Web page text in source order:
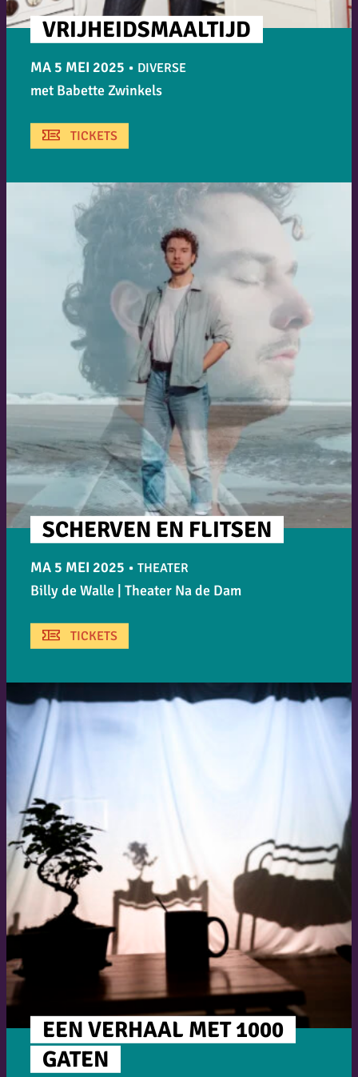
MA 5 MEI 2025 • DIVERSE
VRIJHEIDSMAALTIJD
met Babette Zwinkels
TICKETS
MA 5 MEI 2025 • THEATER
SCHERVEN EN FLITSEN
Billy de Walle | Theater Na de Dam
TICKETS
EEN VERHAAL MET 1000
GATEN